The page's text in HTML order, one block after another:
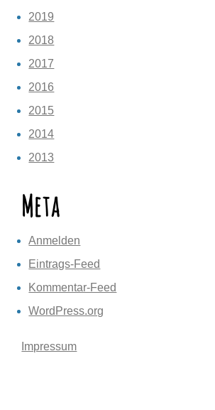
2019
2018
2017
2016
2015
2014
2013
Meta
Anmelden
Eintrags-Feed
Kommentar-Feed
WordPress.org
Impressum